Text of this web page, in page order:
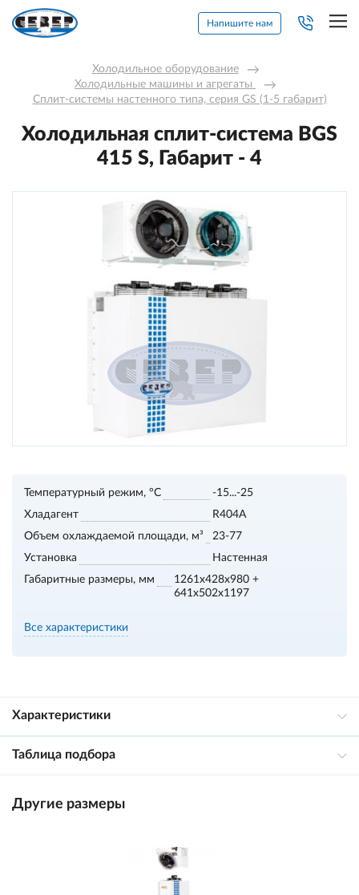
Напишите нам
Холодильное оборудование →
Холодильные машины и агрегаты →
Сплит-системы настенного типа, серия GS (1-5 габарит)
Холодильная сплит-система BGS
415 S, Габарит - 4
Температурный режим, °С
-15...-25
Хладагент
R404A
Объем охлаждаемой площади, м³
23-77
Установка
Настенная
Габаритные размеры, мм
1261x428x980 +
641x502x1197
Все характеристики
Характеристики
Таблица подбора
Другие размеры